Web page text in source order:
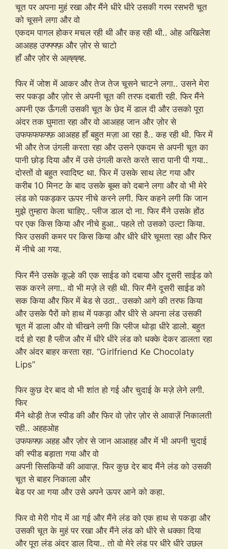
चूत पर अपना मुहं रखा और मैंने धीरे धीरे उसकी गरम रसभरी चूत
को चूसने लगा और वो
एकदम पागल होकर मचल रही थी और कह रही थी.. ओह अखिलेश
आअहह उफ्फ्फ्फ़ और ज़ोर से चाटो
हाँ और ज़ोर से अह्ह्ह्ह.
फिर में जोश में आकर और तेज तेज चूसने चाटने लगा.. उसने मेरा
सर पकड़ा और ज़ोर से अपनी चूत की तरफ दबाती रही. फिर मैंने
अपनी एक ऊँगली उसकी चूत के छेद में डाल दी और उसको पूरा
अंदर तक घुमाता रहा और वो आअहह जान और ज़ोर से
उफफफफफ्फ़ आअहह हाँ बहुत मज़ा आ रहा है.. कह रही थी. फिर में
भी और तेज उंगली करता रहा और उसने एकदम से अपनी चूत का
पानी छोड़ दिया और में उसे उंगली करते करते सारा पानी पी गया..
दोस्तों वो बहुत स्वादिष्ट था. फिर में उसके साथ लेट गया और
करीब 10 मिनट के बाद उसके बूब्स को दबाने लगा और वो भी मेरे
लंड को पकड़कर ऊपर नीचे करने लगी. फिर कहने लगी कि जान
मुझे तुम्हारा केला चाहिए.. प्लीज डाल दो ना. फिर मैंने उसके होंठ
पर एक किस किया और नीचे हुआ.. पहले तो उसको उल्टा किया.
फिर उसकी कमर पर किस किया और धीरे धीरे चूमता रहा और फिर
में नीचे आ गया.
फिर मैंने उसके कूल्हे की एक साईड को दबाया और दूसरी साईड को
सक करने लगा.. वो भी मज़े ले रही थी. फिर मैंने दूसरी साईड को
सक किया और फिर में बेड से उठा.. उसको आगे की तरफ किया
और उसके पैरों को हाथ में पकड़ा और धीरे से अपना लंड उसकी
चूत में डाला और वो चीखने लगी कि प्लीज थोड़ा धीरे डालो. बहुत
दर्द हो रहा है प्लीज और में धीरे धीरे लंड को धक्के देकर डालता रहा
और अंदर बाहर करता रहा. “Girlfriend Ke Chocolaty
Lips”
फिर कुछ देर बाद वो भी शांत हो गई और चुदाई के मज़े लेने लगी.
फिर
मैंने थोड़ी तेज स्पीड की और फिर वो ज़ोर ज़ोर से आवाज़ें निकालती
रही.. अहहओह
उफफफ्फ़ अहह और ज़ोर से जान आआहह और में भी अपनी चुदाई
की स्पीड बड़ाता गया और वो
अपनी सिसकियों की आवाज़. फिर कुछ देर बाद मैंने लंड को उसकी
चूत से बाहर निकाला और
बेड पर आ गया और उसे अपने ऊपर आने को कहा.
फिर वो मेरी गोद में आ गई और मैंने लंड को एक हाथ से पकड़ा और
उसकी चूत के मुहं पर रखा और मैंने लंड को धीरे से धक्का दिया
और पूरा लंड अंदर डाल दिया.. तो वो मेरे लंड पर धीरे धीरे उछल